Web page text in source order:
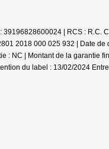
| RCS : R.C.
2018 000 025 932 | Date
: NC | Montant de la garantie
du label : 13/02/2024